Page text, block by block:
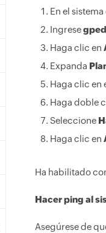
En el
Ingrese
Haga clic en
Expanda
Haga clic en
Haga doble
Seleccione
Haga clic en
Ha habilitado
Hacer ping al
Asegúrese de